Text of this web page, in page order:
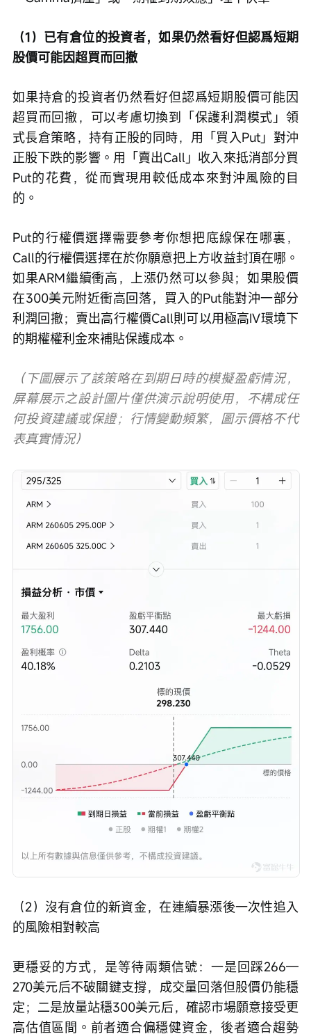
（1）已有倉位的投資者，如果仍然看好但認爲短期
股價可能因超買而回撤
如果持倉的投資者仍然看好但認爲短期股價可能因
超買而回撤，可以考慮切換到「保護利潤模式」領
式長倉策略，持有正股的同時，用「買入Put」對沖
正股下跌的影響。用「賣出Call」收入來抵消部分買
Put的花費，從而實現用較低成本來對沖風險的目
的。
Put的行權價選擇需要參考你想把底線保在哪裏，
Call的行權價選擇在於你願意把上方收益封頂在哪。
如果ARM繼續衝高，上漲仍然可以參與；如果股價
在300美元附近衝高回落，買入的Put能對沖一部分
利潤回撤；賣出高行權價Call則可以用極高IV環境下
的期權權利金來補貼保護成本。
（下圖展示了該策略在到期日時的模擬盈虧情況，
屏幕展示之設計圖片僅供演示說明使用，不構成任
何投資建議或保證；行情變動頻繁，圖示價格不代
表真實情況）
（2）沒有倉位的新資金，在連續暴漲後一次性追入
的風險相對較高
更穩妥的方式，是等待兩類信號：一是回踩266—
270美元后不破關鍵支撐，成交量回落但股價仍能穩
定；二是放量站穩300美元后，確認市場願意接受更
高估值區間。前者適合偏穩健資金，後者適合趨勢